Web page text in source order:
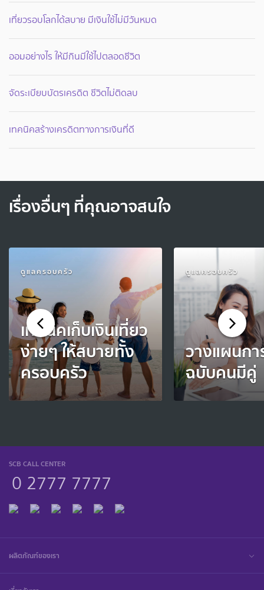
เที่ยวรอบโลกได้สบาย มีเงินใช้ไม่มีวันหมด
ออมอย่างไร ให้มีกินมีใช้ไปตลอดชีวิต
จัดระเบียบบัตรเครดิต ชีวิตไม่ติดลบ
เทคนิคสร้างเครดิตทางการเงินที่ดี
เรื่องอื่นๆ ที่คุณอาจสนใจ
ดูแลครอบครัว
เทคนิคเก็บเงินเที่ยว
ง่ายๆ ให้สบายทั้ง
ครอบครัว
ดูแลครอบครัว
วางแผนกา
ฉบับคนมีคู่
SCB CALL CENTER
0 2777 7777
ผลิตภัณฑ์ของเรา